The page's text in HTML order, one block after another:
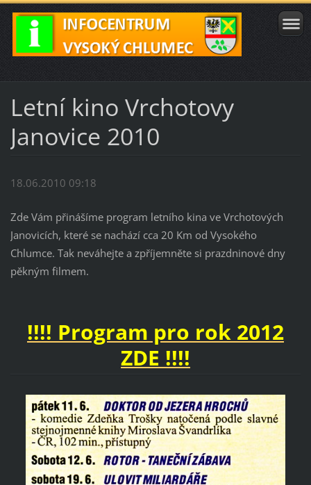
Letní kino Vrchotovy
Janovice 2010
18.06.2010 09:18
Zde Vám přinášíme program letního kina ve Vrchotových
Janovicích, které se nachází cca 20 Km od Vysokého
Chlumce. Tak neváhejte a zpříjemněte si prazdninové dny
pěkným filmem.
!!!! Program pro rok 2012
ZDE !!!!